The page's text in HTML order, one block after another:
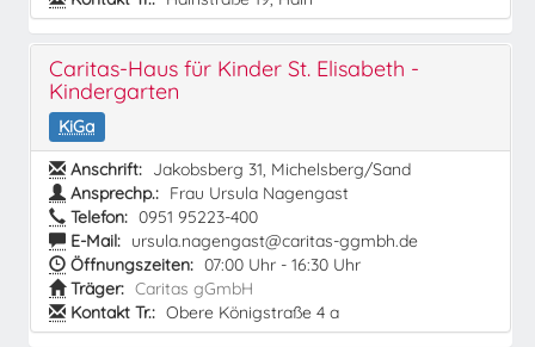
Caritas-Haus für Kinder St. Elisabeth -
Kindergarten
KiGa
Anschrift: Jakobsberg 31, Michelsberg/Sand
Ansprechp.: Frau Ursula Nagengast
Telefon: 0951 95223-400
E-Mail: ursula.nagengast@caritas-ggmbh.de
Öffnungszeiten: 07:00 Uhr - 16:30 Uhr
Träger: Caritas gGmbH
Kontakt Tr.: Obere Königstraße 4 a